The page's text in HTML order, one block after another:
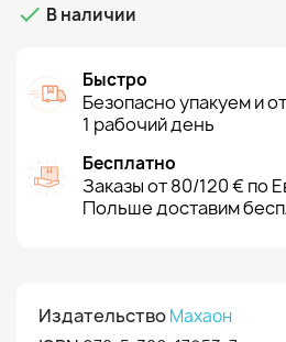
 В наличии
Быстро
Безопасно упакуем и
1 рабочий день
Бесплатно
Заказы от 80/120 € по
Польше доставим
ИздательствоМахаон